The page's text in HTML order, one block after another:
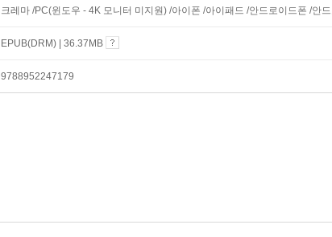
크레마 /PC(윈도우 - 4K 모니터 미지원) /아이폰 /아이패드 /안드로이드폰 /안
EPUB(DRM) | 36.37MB
9788952247179